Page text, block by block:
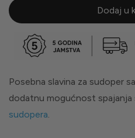
Dodaj u
Posebna slavina za sudoper
dodatnu mogućnost spajanja
sudopera.